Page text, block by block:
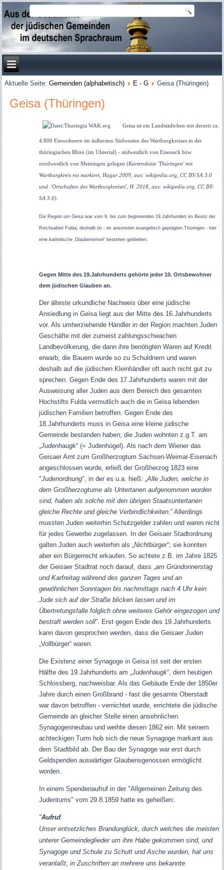
Aktuelle Seite:Gemeinden (alphabetisch) E - G Geisa (Thüringen)
Geisa (Thüringen)
Geisa ist ein Landstädtchen mit derzeit ca.
4.800 Einwohnern im äußersten Südwesten des Wartburgkreises in der
thüringischen Rhön (im Ulstertal) - südwestlich von Eisenach bzw.
nordwestlich von Meiningen gelegen (Kartenskizze 'Thüringen' mit
Wartburgkreis rot markiert, Hagar 2009, aus: wikipedia.org, CC BY-SA 3.0
und 'Ortschaften des Wartburgkreises', H. 2018, aus: wikipedia.org, CC BY-
SA 3.0).
Die Region um Geisa war vom 9. bis zum beginnenden 19.Jahrhundert im Besitz der
Reichsabtei Fulda; deshalb ist - im ansonsten evangelisch geprägten Thüringen - hier
eine katholische ‚Glaubensinsel‘ bestehen geblieben.
Gegen Mitte des 19.Jahrhunderts gehörte jeder 10. Ortsbewohner
dem jüdischen Glauben an.
Der älteste urkundliche Nachweis über eine jüdische
Ansiedlung in Geisa liegt aus der Mitte des 16.Jahrhunderts
vor. Als umherziehende Händler in der Region machten Juden
Geschäfte mit der zumeist zahlungsschwachen
Landbevölkerung, die dann ihre benötigten Waren auf Kredit
erwarb; die Bauern wurde so zu Schuldnern und waren
deshalb auf die jüdischen Kleinhändler oft auch nicht gut zu
sprechen. Gegen Ende des 17.Jahrhunderts waren mit der
Ausweisung aller Juden aus dem Bereich des gesamten
Hochstifts Fulda vermutlich auch die in Geisa lebenden
jüdischen Familien betroffen. Gegen Ende des
18.Jahrhunderts muss in Geisa eine kleine jüdische
Gemeinde bestanden haben; die Juden wohnten z.g.T. am
Judenhaugk“ (= Judenhügel). Als nach dem Wiener das
Geisaer Amt zum Großherzogtum Sachsen-Weimar-Eisenach
angeschlossen wurde, erließ der Großherzog 1823 eine
"Judenordnung", in der es u.a. hieß: „ Alle Juden, welche in
dem Großherzogtume als Untertanen aufgenommen worden
sind, haben als solche mit den übrigen Staatsuntertanen
gleiche Rechte und gleiche Verbindlichkeiten.” Allerdings
mussten Juden weiterhin Schutzgelder zahlen und waren nicht
für jedes Gewerbe zugelassen. In der Geisaer Stadtordnung
galten Juden auch weiterhin als „ Nichtbürger“; sie konnten
aber ein Bürgerrecht erkaufen. So achtete z.B. im Jahre 1825
der Geisaer Stadtrat noch darauf, dass „ am Gründonnerstag
und Karfreitag während des ganzen Tages und an
gewöhnlichen Sonntagen bis nachmittags nach 4 Uhr kein
Jude sich auf der Straße blicken lassen und im
Übertretungsfalle folglich ohne weiteres Gehör eingezogen und
bestraft werden soll”. Erst gegen Ende des 19.Jahrhunderts
kann davon gesprochen werden, dass die Geisaer Juden
„Vollbürger“ waren.
Die Existenz einer Synagoge in Geisa ist seit der ersten
Hälfte des 19.Jahrhunderts am „ Judenhaugk“, dem heutigen
Schlossberg, nachweisbar. Als das Gebäude Ende der 1850er
Jahre durch einen Großbrand - fast die gesamte Oberstadt
war davon betroffen - vernichtet wurde, errichtete die jüdische
Gemeinde an gleicher Stelle einen ansehnlichen
Synagogenneubau und weihte diesen 1862 ein. Mit seinem
achteckigen Turm hob sich die neue Synagoge markant aus
dem Stadtbild ab. Der Bau der Synagoge war erst durch
Geldspenden auswärtiger Glaubensgenossen ermöglicht
worden.
In einem Spendenaufruf in der "Allgemeinen Zeitung des
Judentums" vom 29.8.1859 hatte es geheißen:
"Aufruf.
Unser entsetzliches Brandunglück, durch welches die meisten
unterer Gemeindeglieder um ihre Habe gekommen sind, und
Synagoge und Schule zu Schutt und Asche wurden, hat uns
veranlaßt, in Zuschriften an mehrere uns bekannte